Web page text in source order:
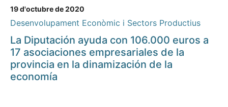
19 d'octubre de 2020
Desenvolupament Econòmic i Sectors Productius
La Diputación ayuda con 106.000 euros a
17 asociaciones empresariales de la
provincia en la dinamización de la
economía